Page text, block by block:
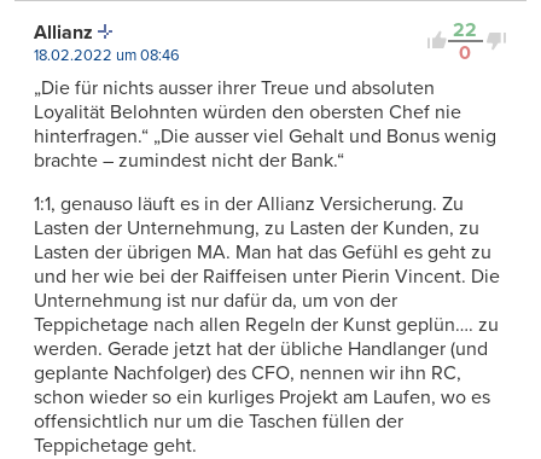
22
0
Allianz
18.02.2022 um 08:46
„Die für nichts ausser ihrer Treue und absoluten
Loyalität Belohnten würden den obersten Chef nie
hinterfragen.“ „Die ausser viel Gehalt und Bonus wenig
brachte – zumindest nicht der Bank.“
1:1, genauso läuft es in der Allianz Versicherung. Zu
Lasten der Unternehmung, zu Lasten der Kunden, zu
Lasten der übrigen MA. Man hat das Gefühl es geht zu
und her wie bei der Raiffeisen unter Pierin Vincent. Die
Unternehmung ist nur dafür da, um von der
Teppichetage nach allen Regeln der Kunst geplün…. zu
werden. Gerade jetzt hat der übliche Handlanger (und
geplante Nachfolger) des CFO, nennen wir ihn RC,
schon wieder so ein kurliges Projekt am Laufen, wo es
offensichtlich nur um die Taschen füllen der
Teppichetage geht.